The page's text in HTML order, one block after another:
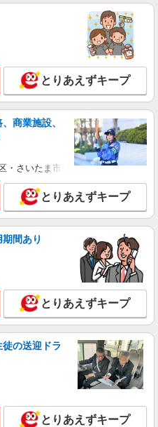
とりあえずキープ
商業施設、
・さいたま市岩槻区・久喜市・蓮田
とりあえずキープ
間あり
とりあえずキープ
の送迎ドラ
とりあえずキープ